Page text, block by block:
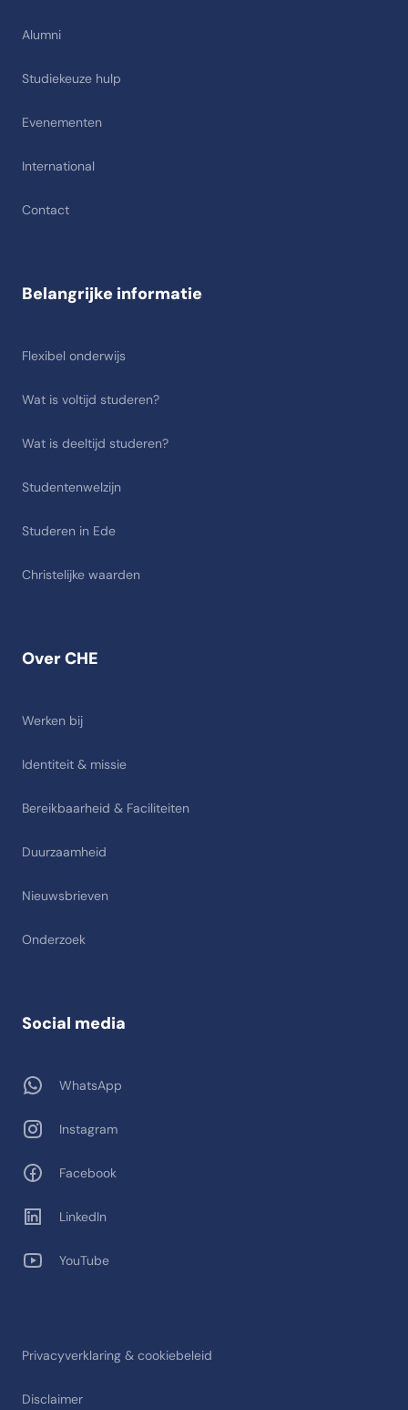
Alumni
Studiekeuze hulp
Evenementen
International
Contact
Over CHE
Werken bij
Identiteit & missie
Bereikbaarheid & Faciliteiten
Duurzaamheid
Nieuwsbrieven
Onderzoek
Belangrijke informatie
Flexibel onderwijs
Wat is voltijd studeren?
Wat is deeltijd studeren?
Studentenwelzijn
Studeren in Ede
Christelijke waarden
Privacyverklaring & cookiebeleid
Disclaimer
Social media
WhatsApp
Instagram
Facebook
LinkedIn
YouTube